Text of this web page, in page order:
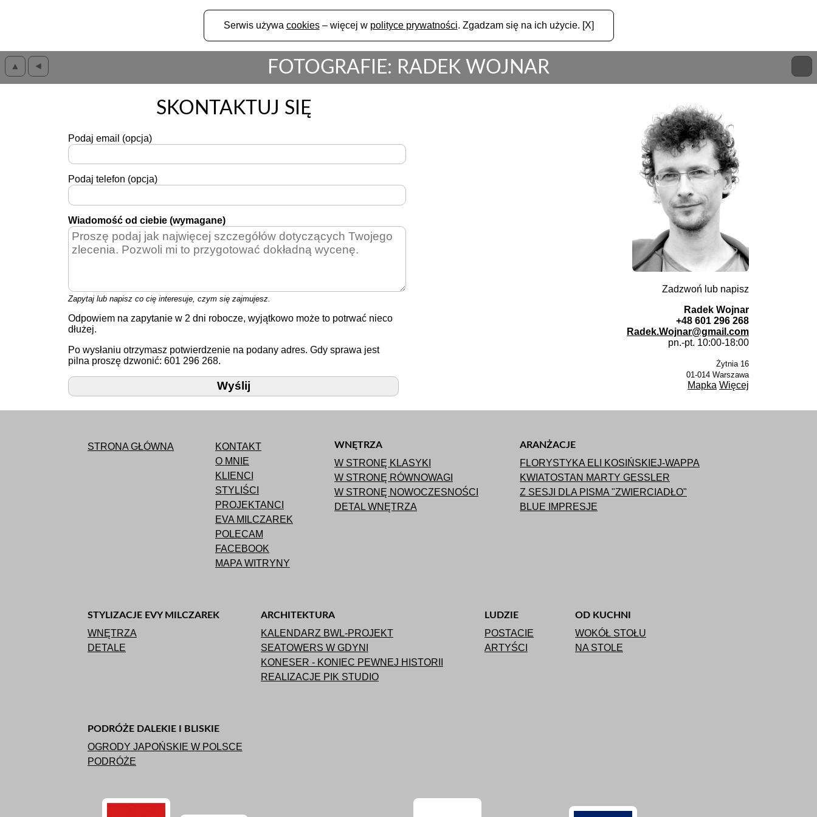
Serwis używa cookies– więcej w polityce prywatności. Zgadzam się na ich użycie. [X]
▲ ◄ FOTOGRAFIE: RADEK WOJNAR
Zadzwoń lub napisz
Radek Wojnar
+48 601 296 268
Radek.Wojnar@gmail.com
pn.-pt. 10:00-18:00
Żytnia 16
01-014 Warszawa
Mapka Więcej
SKONTAKTUJ SIĘ
Podaj email (opcja)
Podaj telefon (opcja)
Wiadomość od ciebie (wymagane)
Zapytaj lub napisz co cię interesuje, czym się zajmujesz.
Odpowiem na zapytanie w 2 dni robocze, wyjątkowo może to potrwać nieco
dłużej.
Po wysłaniu otrzymasz potwierdzenie na podany adres. Gdy sprawa jest
pilna proszę dzwonić: 601 296 268.
STRONA GŁÓWNA
KONTAKT
O MNIE
KLIENCI
STYLIŚCI
PROJEKTANCI
EVA MILCZAREK
POLECAM
FACEBOOK
MAPA WITRYNY
WNĘTRZA
W STRONĘ KLASYKI
W STRONĘ RÓWNOWAGI
W STRONĘ NOWOCZESNOŚCI
DETAL WNĘTRZA
ARANŻACJE
FLORYSTYKA ELI KOSIŃSKIEJ-WAPPA
KWIATOSTAN MARTY GESSLER
Z SESJI DLA PISMA "ZWIERCIADŁO"
BLUE IMPRESJE
STYLIZACJE EVY MILCZAREK
WNĘTRZA
DETALE
ARCHITEKTURA
KALENDARZ BWL-PROJEKT
SEATOWERS W GDYNI
KONESER - KONIEC PEWNEJ HISTORII
REALIZACJE PIK STUDIO
LUDZIE
POSTACIE
ARTYŚCI
OD KUCHNI
WOKÓŁ STOŁU
NA STOLE
PODRÓŻE DALEKIE I BLISKIE
OGRODY JAPOŃSKIE W POLSCE
PODRÓŻE